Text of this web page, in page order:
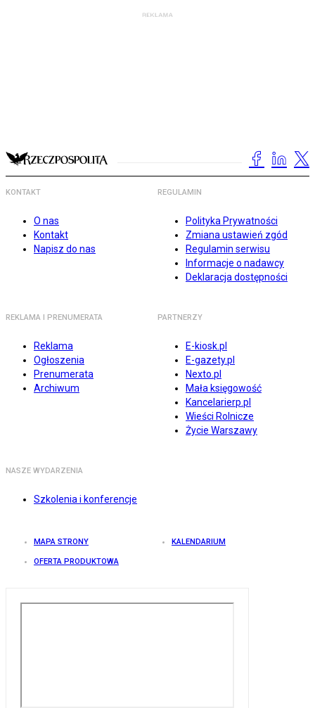
KONTAKT
O nas
Kontakt
Napisz do nas
REGULAMIN
Polityka Prywatności
Zmiana ustawień zgód
Regulamin serwisu
Informacje o nadawcy
Deklaracja dostępności
REKLAMA I PRENUMERATA
Reklama
Ogłoszenia
Prenumerata
Archiwum
PARTNERZY
E-kiosk.pl
E-gazety.pl
Nexto.pl
Mała księgowość
Kancelarierp.pl
Wieści Rolnicze
Życie Warszawy
NASZE WYDARZENIA
Szkolenia i konferencje
MAPA STRONY KALENDARIUM
OFERTA PRODUKTOWA